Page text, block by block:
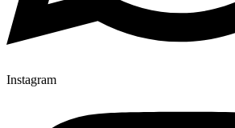
Instagram